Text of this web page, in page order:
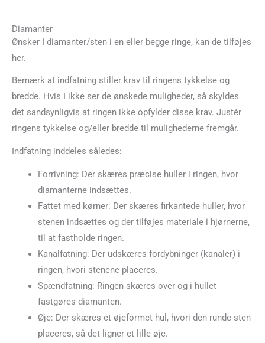
Diamanter
Ønsker I diamanter/sten i en eller begge ringe, kan de tilføjes
her.
Bemærk at indfatning stiller krav til ringens tykkelse og
bredde. Hvis I ikke ser de ønskede muligheder, så skyldes
det sandsynligvis at ringen ikke opfylder disse krav. Justér
ringens tykkelse og/eller bredde til mulighederne fremgår.
Indfatning inddeles således:
Forrivning: Der skæres præcise huller i ringen, hvor
diamanterne indsættes.
Fattet med kørner: Der skæres firkantede huller, hvor
stenen indsættes og der tilføjes materiale i hjørnerne,
til at fastholde ringen.
Kanalfatning: Der udskæres fordybninger (kanaler) i
ringen, hvori stenene placeres.
Spændfatning: Ringen skæres over og i hullet
fastgøres diamanten.
Øje: Der skæres et øjeformet hul, hvori den runde sten
placeres, så det ligner et lille øje.